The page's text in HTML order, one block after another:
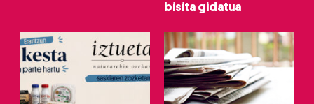
bisita gidatua